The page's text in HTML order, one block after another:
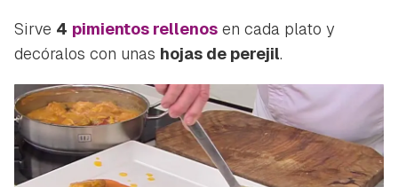
Sirve 4 pimientos rellenos en cada plato y
decóralos con unas hojas de perejil.